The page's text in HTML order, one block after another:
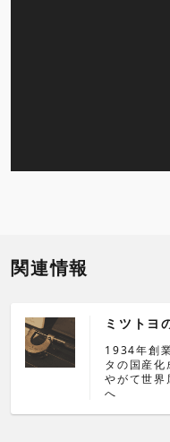
関連情報
ミツトヨ
1934年創
タの国産化
やがて世界
へ